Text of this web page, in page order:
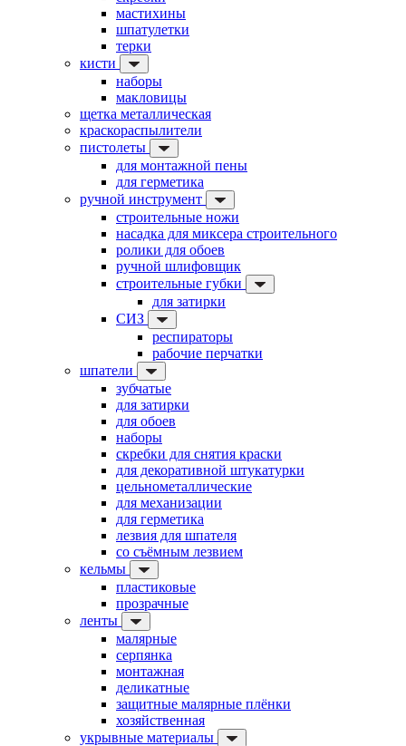
мастихины
шпатулетки
терки
кисти
наборы
макловицы
щетка металлическая
краскораспылители
пистолеты
для монтажной пены
для герметика
ручной инструмент
строительные ножи
насадка для миксера строительного
ролики для обоев
ручной шлифовщик
строительные губки
для затирки
СИЗ
респираторы
рабочие перчатки
шпатели
зубчатые
для затирки
для обоев
наборы
скребки для снятия краски
для декоративной штукатурки
цельнометаллические
для механизации
для герметика
лезвия для шпателя
со съёмным лезвием
кельмы
пластиковые
прозрачные
ленты
малярные
серпянка
монтажная
деликатные
защитные малярные плёнки
хозяйственная
укрывные материалы